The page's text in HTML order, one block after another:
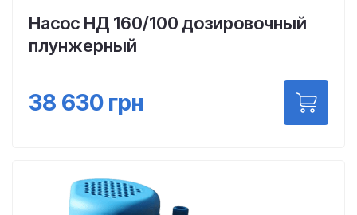
Насос НД 160/100 дозировочный
плунжерный
38 630 грн